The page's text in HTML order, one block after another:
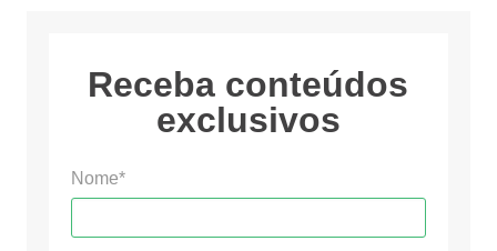
Receba conteúdos
exclusivos
Nome*